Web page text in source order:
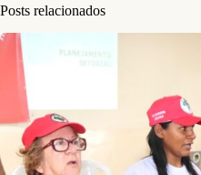
Posts relacionados